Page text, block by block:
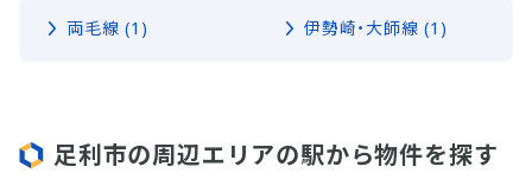
両毛線 (1) 伊勢崎・大師線 (1)
足利市の周辺エリアの駅から物件を探す